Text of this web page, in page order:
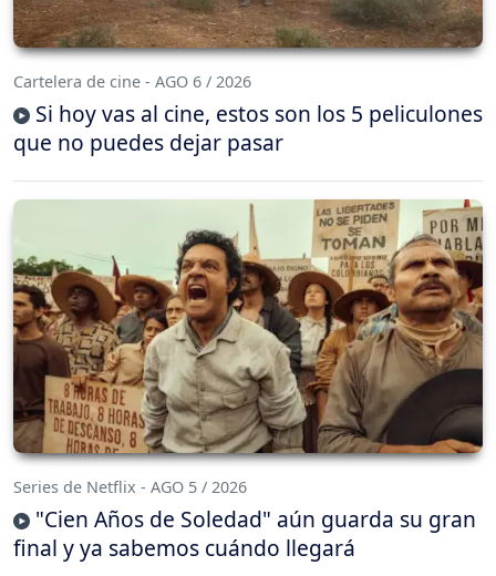
Cartelera de cine - AGO 6 / 2026
Si hoy vas al cine, estos son los 5 peliculones
que no puedes dejar pasar
Series de Netflix - AGO 5 / 2026
"Cien Años de Soledad" aún guarda su gran
final y ya sabemos cuándo llegará